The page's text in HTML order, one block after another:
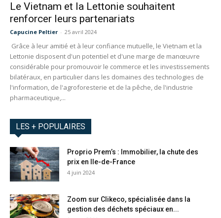
Le Vietnam et la Lettonie souhaitent
renforcer leurs partenariats
Capucine Peltier - 25 avril 2024
Grâce à leur amitié et à leur confiance mutuelle, le Vietnam et la
Lettonie disposent d'un potentiel et d'une marge de manœuvre
considérable pour promouvoir le commerce et les investissements
bilatéraux, en particulier dans les domaines des technologies de
l'information, de l'agroforesterie et de la pêche, de l'industrie
pharmaceutique,...
LES + POPULAIRES
Proprio Prem’s : Immobilier, la chute des
prix en Ile-de-France
4 juin 2024
Zoom sur Clikeco, spécialisée dans la
gestion des déchets spéciaux en...